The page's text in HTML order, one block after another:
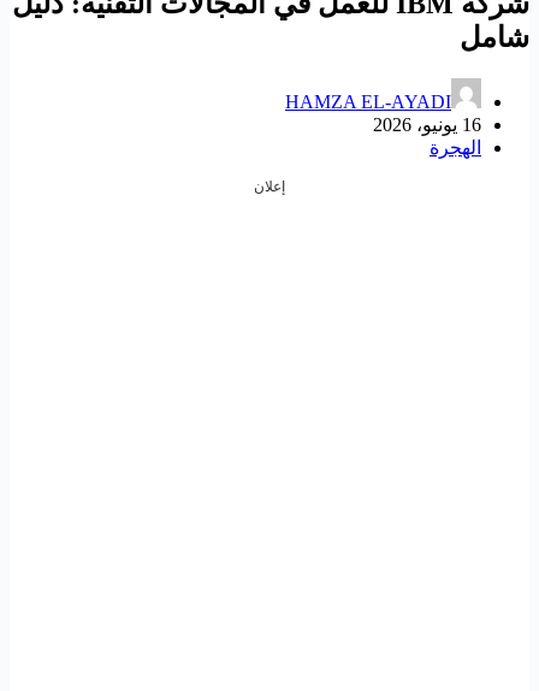
شامل
HAMZA EL-AYADI
16 يونيو، 2026
الهجرة
إعلان